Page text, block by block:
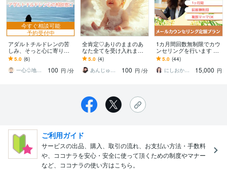
今すぐ相談可能
予約受付中
アダルトチルドレンの苦
しみ、そっと心に寄り添
います 毒親…生きづらさ
を抱える悩み聴かせてく
ださい 全力で支えます
5.0 (6)
一心♧地球に少し馴染みにくいカウンセラー
100 円 /分
全肯定♡ありのままのあ
なた全てを受け入れます
生まれてきてくれてあり
がとう！あなたはあなた
のままでいい
5.0 (4)
あんじゅ＊白龍と繋がる転生巫女占い師
100 円 /分
1カ月間回数無制限でカウ
ンセリングを行います ご
自身のお悩み・家族のう
つ病・自己肯定感を高め
たい、など
5.0 (44)
にしおか＠エンパワメントカウンセラー
15,000 円
ご利用ガイド
サービスの出品、購入、取引の流れ、お支払い方法・手数料
や、ココナラを安心・安全に使って頂くための制度やマナー
など、ココナラの使い方はこちら。